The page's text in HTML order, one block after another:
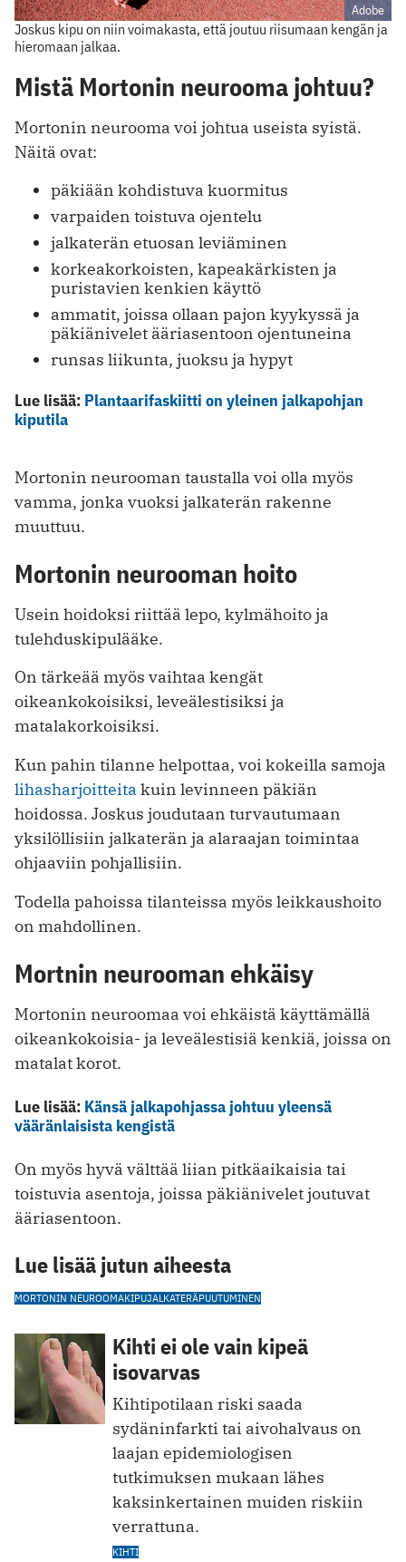
Adobe
Joskus kipu on niin voimakasta, että joutuu riisumaan kengän ja
hieromaan jalkaa.
Mistä Mortonin neurooma johtuu?
Mortonin neurooma voi johtua useista syistä.
Näitä ovat:
päkiään kohdistuva kuormitus
varpaiden toistuva ojentelu
jalkaterän etuosan leviäminen
korkeakorkoisten, kapeakärkisten ja
puristavien kenkien käyttö
ammatit, joissa ollaan pajon kyykyssä ja
päkiänivelet ääriasentoon ojentuneina
runsas liikunta, juoksu ja hypyt
Lue lisää: Plantaarifaskiitti on yleinen jalkapohjan
kiputila
Mortonin neurooman taustalla voi olla myös
vamma, jonka vuoksi jalkaterän rakenne
muuttuu.
Mortonin neurooman hoito
Usein hoidoksi riittää lepo, kylmähoito ja
tulehduskipulääke.
On tärkeää myös vaihtaa kengät
oikeankokoisiksi, leveälestisiksi ja
matalakorkoisiksi.
Kun pahin tilanne helpottaa, voi kokeilla samoja
lihasharjoitteita kuin levinneen päkiän
hoidossa. Joskus joudutaan turvautumaan
yksilöllisiin jalkaterän ja alaraajan toimintaa
ohjaaviin pohjallisiin.
Todella pahoissa tilanteissa myös leikkaushoito
on mahdollinen.
Mortnin neurooman ehkäisy
Mortonin neuroomaa voi ehkäistä käyttämällä
oikeankokoisia- ja leveälestisiä kenkiä, joissa on
matalat korot.
Lue lisää: Känsä jalkapohjassa johtuu yleensä
vääränlaisista kengistä
On myös hyvä välttää liian pitkäaikaisia tai
toistuvia asentoja, joissa päkiänivelet joutuvat
ääriasentoon.
Lue lisää jutun aiheesta
MORTONIN NEUROOMAKIPUJALKATERÄPUUTUMINEN
Kihti ei ole vain kipeä
isovarvas
Kihtipotilaan riski saada
sydäninfarkti tai aivohalvaus on
laajan epidemiologisen
tutkimuksen mukaan lähes
kaksinkertainen muiden riskiin
verrattuna.
KIHTI